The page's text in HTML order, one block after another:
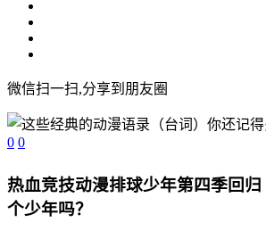
微信扫一扫,分享到朋友圈
0 0
热血竞技动漫排球少年第四季回
个少年吗？